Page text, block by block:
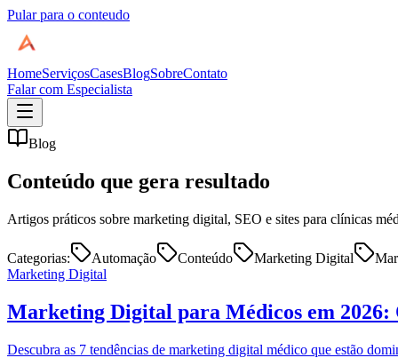
Pular para o conteudo
HomeServiçosCasesBlogSobreContato
Falar com Especialista
Blog
Conteúdo que gera resultado
Artigos práticos sobre marketing digital, SEO e sites para clínicas
Categorias: Automação Conteúdo Marketing Digital
Marketing Digital
Marketing Digital para Médicos em 2026:
Descubra as 7 tendências de marketing digital médico que estão